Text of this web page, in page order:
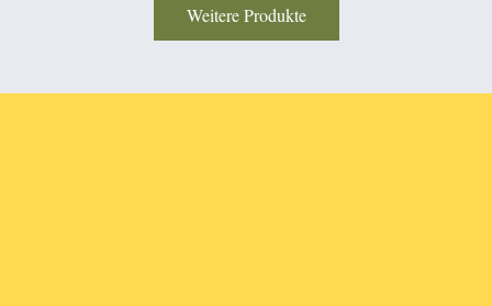
Weitere Produkte